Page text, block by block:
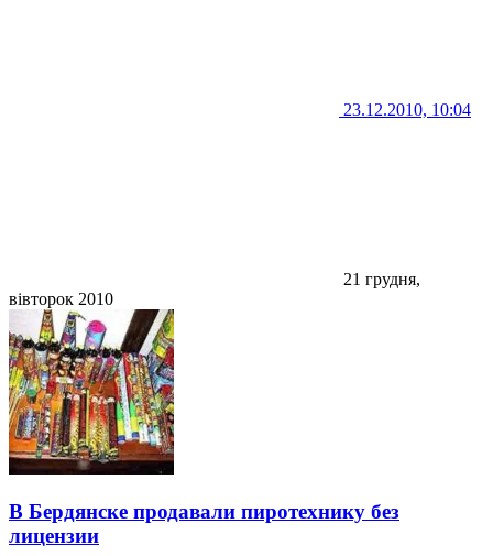
23.12.2010, 10:04
21 грудня,
вівторок 2010
В Бердянске продавали пиротехнику без
лицензии